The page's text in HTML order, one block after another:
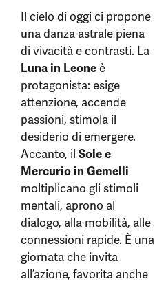
Il cielo di oggi ci propone
una danza astrale piena
di vivacità e contrasti. La
Luna in Leoneè
protagonista: esige
attenzione, accende
passioni, stimola il
desiderio di emergere.
Accanto, il Sole e
Mercurio in Gemelli
moltiplicano gli stimoli
mentali, aprono al
dialogo, alla mobilità, alle
connessioni rapide. È una
giornata che invita
all’azione, favorita anche